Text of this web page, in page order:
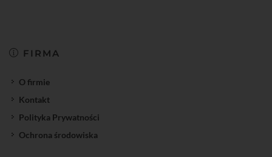
FIRMA
O firmie
Kontakt
Polityka Prywatności
Ochrona środowiska